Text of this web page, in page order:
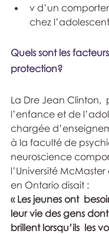
v d’un
chez
Quels sont les
protection?
La Dre Jean Clinton,
l’enfance et de
chargée
à la faculté de
neuroscience
l’Université
en Ontario disait :
« Les jeunes ont
leur vie des gens
brillent lorsqu’ils  les